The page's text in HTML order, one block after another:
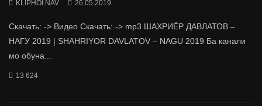
KLIPHOI NAV 26.05.2019
Скачать: -> Видео Скачать: -> mp3 ШАХРИЁР ДАВЛАТОВ –
НАГУ 2019 | SHAHRIYOR DAVLATOV – NAGU 2019 Ба канали
мо обуна...
13 624